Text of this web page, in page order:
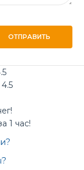
ОТПРАВИТЬ
1 час!